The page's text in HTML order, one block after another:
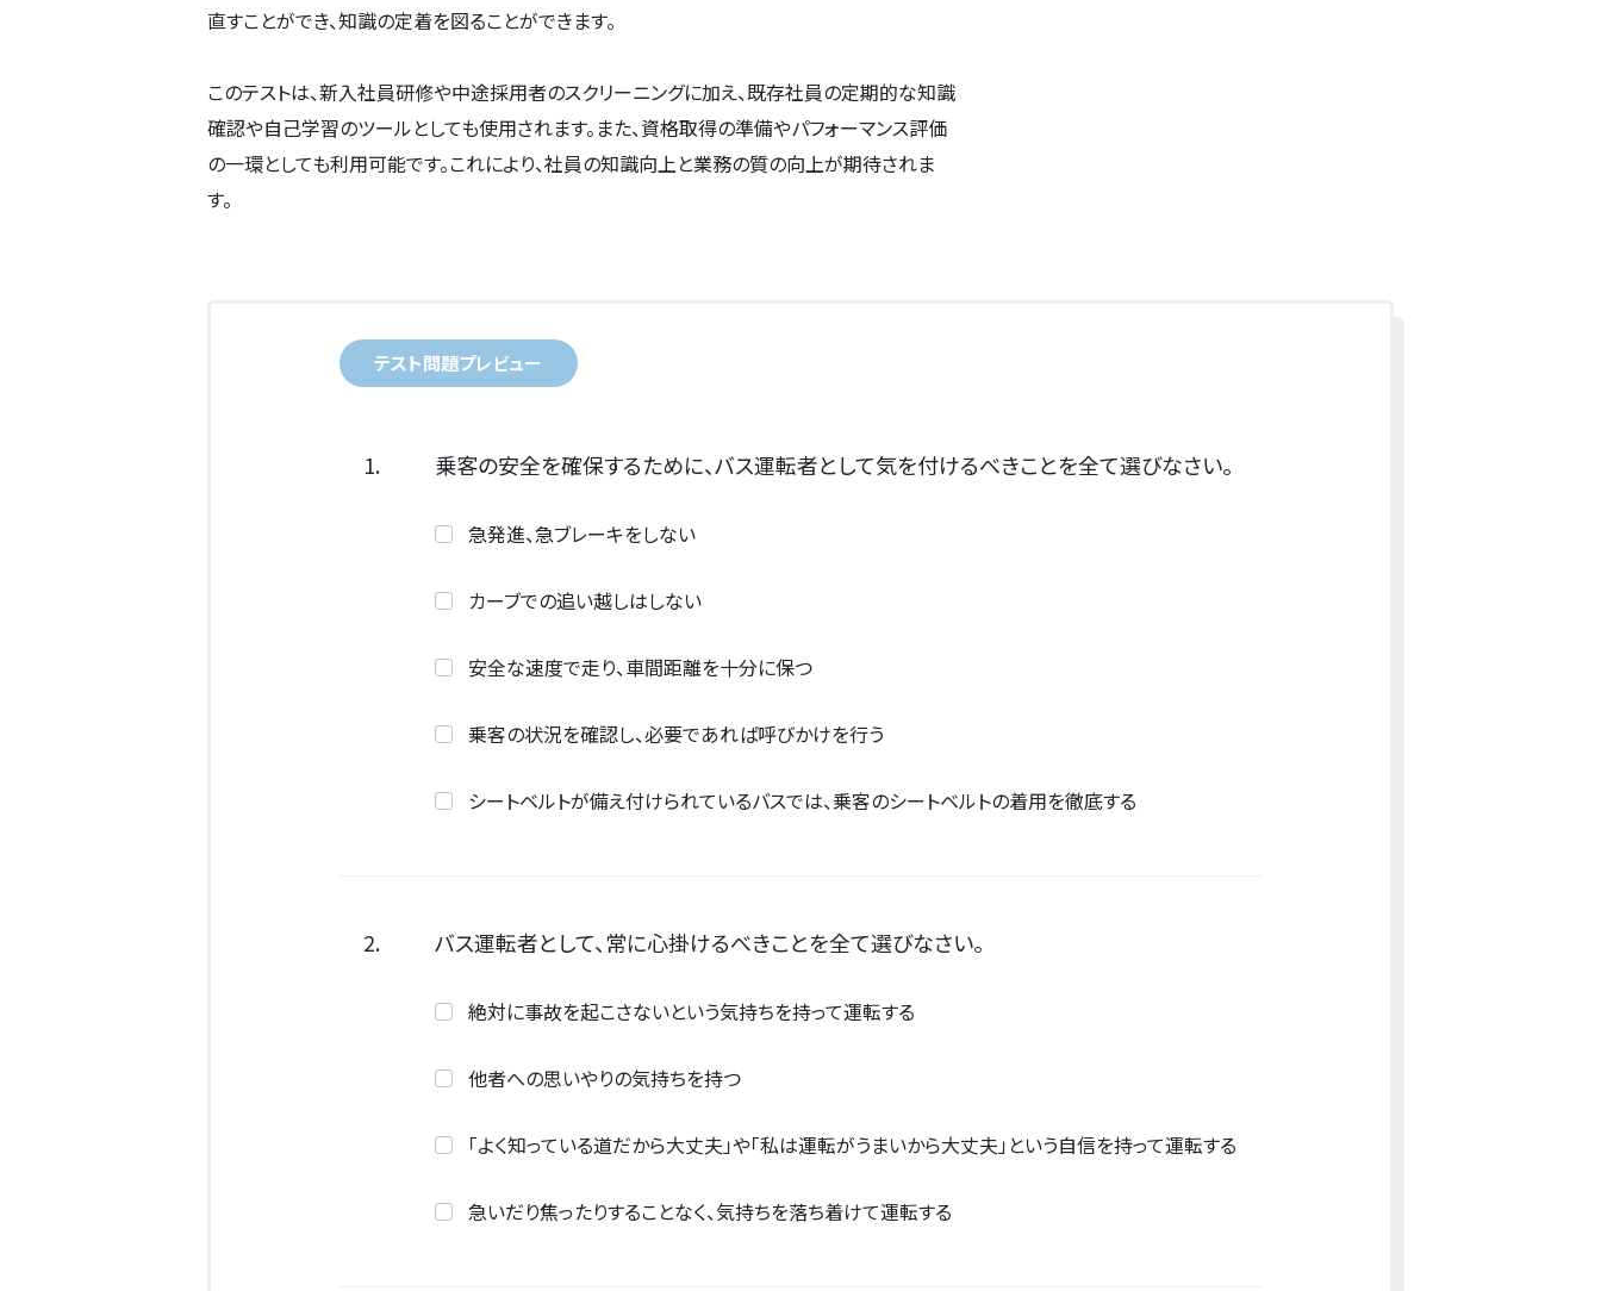
直すことができ、知識の定着を図ることができます。
このテストは、新入社員研修や中途採用者のスクリーニングに加え、既存社員の定期的な知識
確認や自己学習のツールとしても使用されます。また、資格取得の準備やパフォーマンス評価
の一環としても利用可能です。これにより、社員の知識向上と業務の質の向上が期待されま
す。
テスト問題プレビュー
1. 乗客の安全を確保するために、バス運転者として気を付けるべきことを全て選びなさい。
急発進、急ブレーキをしない
カーブでの追い越しはしない
安全な速度で走り、車間距離を十分に保つ
乗客の状況を確認し、必要であれば呼びかけを行う
シートベルトが備え付けられているバスでは、乗客のシートベルトの着用を徹底する
2. バス運転者として、常に心掛けるべきことを全て選びなさい。
絶対に事故を起こさないという気持ちを持って運転する
他者への思いやりの気持ちを持つ
「よく知っている道だから大丈夫」や「私は運転がうまいから大丈夫」という自信を持って運転する
急いだり焦ったりすることなく、気持ちを落ち着けて運転する